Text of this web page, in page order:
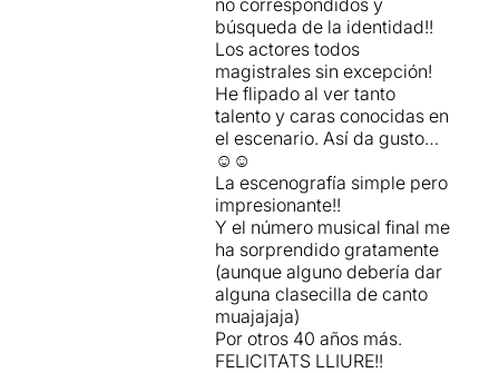
búsqueda de la identidad!!
Los actores todos
magistrales sin excepción!
He flipado al ver tanto
talento y caras conocidas en
el escenario. Así da gusto…
☺️☺️
La escenografía simple pero
impresionante!!
Y el número musical final me
ha sorprendido gratamente
(aunque alguno debería dar
alguna clasecilla de canto
muajajaja)
Por otros 40 años más.
FELICITATS LLIURE!!